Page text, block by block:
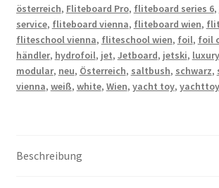
österreich, Fliteboard Pro, fliteboard series 6,
service, fliteboard vienna, fliteboard wien,
fliteschool vienna, fliteschool wien, foil, foil
händler, hydrofoil, jet, Jetboard, jetski,
modular, neu, Österreich, saltbush, schwarz,
vienna, weiß, white, Wien, yacht toy,
Beschreibung